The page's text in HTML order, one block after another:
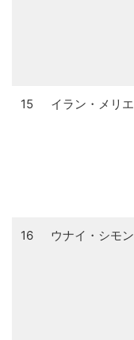
15 イラン・メリエ
16 ウナイ・シモン